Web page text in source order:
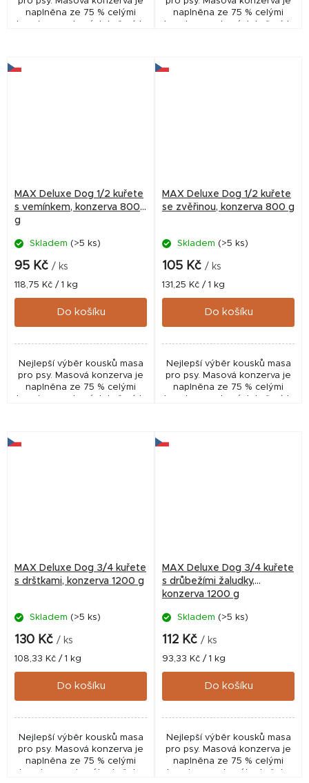
naplněna ze 75 % celými
naplněna ze 75 % celými
MAX Deluxe Dog 1/2 kuřete
s vemínkem, konzerva 800
g
Skladem (>5 ks)
95 Kč / ks
Měrná
118,75 Kč / 1 kg
Do košíku
Nejlepší výběr kousků masa
pro psy. Masová konzerva je
naplněna ze 75 % celými
kousky nasekaných kuřecích
MAX Deluxe Dog 1/2 kuřete
se zvěřinou, konzerva 800 g
Skladem (>5 ks)
105 Kč / ks
Měrná
131,25 Kč / 1 kg
Do košíku
Nejlepší výběr kousků masa
pro psy. Masová konzerva je
naplněna ze 75 % celými
kousky nasekaných kuřecích
MAX Deluxe Dog 3/4 kuřete
s dršťkami, konzerva 1200 g
Skladem (>5 ks)
130 Kč / ks
Měrná
cena:
108,33 Kč / 1 kg
Do košíku
Nejlepší výběr kousků masa
pro psy. Masová konzerva je
naplněna ze 75 % celými
kousky nasekaného kuřete
MAX Deluxe Dog 3/4 kuřete
s drůbežími žaludky,
konzerva 1200 g
Skladem (>5 ks)
112 Kč / ks
Měrná
cena:
93,33 Kč / 1 kg
Do košíku
Nejlepší výběr kousků masa
pro psy. Masová konzerva je
naplněna ze 75 % celými
kousky nasekaného kuřete